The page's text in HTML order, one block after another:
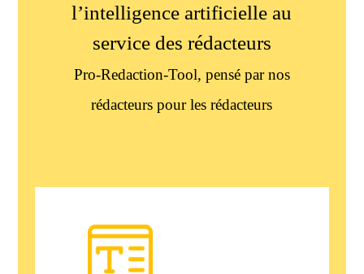
l’intelligence artificielle au
service des rédacteurs
Pro-Redaction-Tool, pensé par nos
rédacteurs pour les rédacteurs